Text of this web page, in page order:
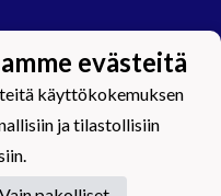
evästeitä
käyttökokemuksen
ja tilastollisiin